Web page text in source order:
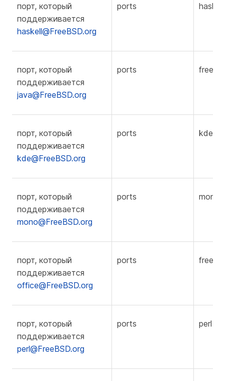
порт, который
поддерживается
haskell@FreeBSD.org
ports haskell
порт, который
поддерживается
java@FreeBSD.org
ports
порт, который
поддерживается
kde@FreeBSD.org
ports kde
порт, который
поддерживается
mono@FreeBSD.org
ports mono
порт, который
поддерживается
office@FreeBSD.org
ports
порт, который
поддерживается
perl@FreeBSD.org
ports perl